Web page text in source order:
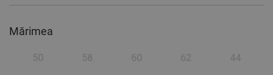
Mărimea